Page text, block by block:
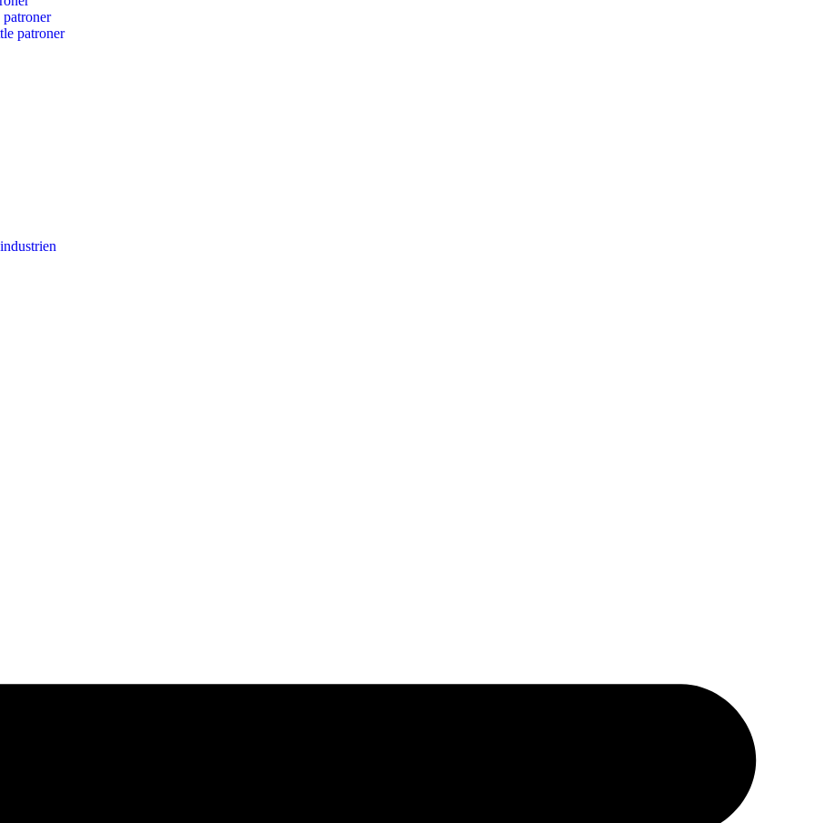
patroner